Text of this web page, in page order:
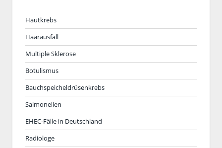
Hautkrebs
Haarausfall
Multiple Sklerose
Botulismus
Bauchspeicheldrüsenkrebs
Salmonellen
EHEC-Fälle in Deutschland
Radiologe